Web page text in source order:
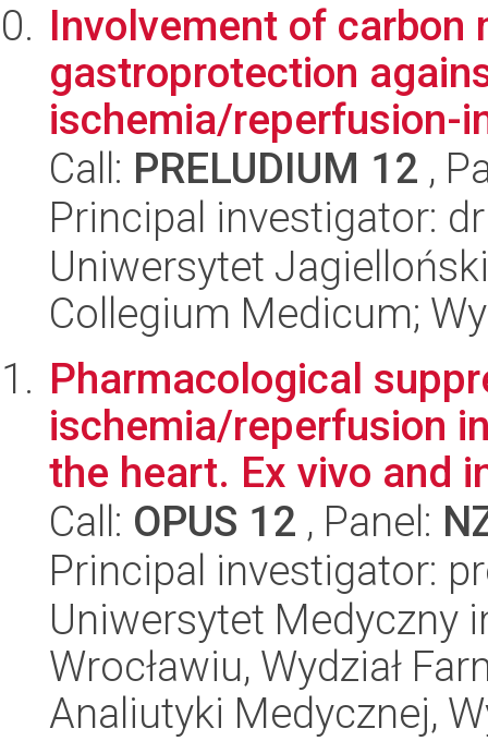
Involvement of carbon
gastroprotection
ischemia/reperfusion-
Call: PRELUDIUM 12 ,
Principal investigator:
Uniwersytet
Collegium Medicum;
Pharmacological
ischemia/reperfusion
the heart. Ex vivo and
Call: OPUS 12 , Panel:
Principal investigator:
Uniwersytet Medyczny
Wrocławiu, Wydział
Analiutyki Medycznej,